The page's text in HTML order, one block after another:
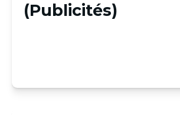
(Publicités)